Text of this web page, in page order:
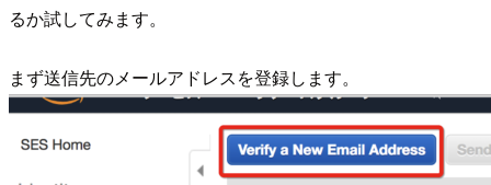
るか試してみます。
まず送信先のメールアドレスを登録します。